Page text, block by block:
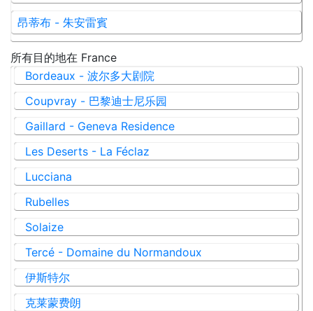
昂蒂布 - 朱安雷賓
所有目的地在 France
Bordeaux - 波尔多大剧院
Coupvray - 巴黎迪士尼乐园
Gaillard - Geneva Residence
Les Deserts - La Féclaz
Lucciana
Rubelles
Solaize
Tercé - Domaine du Normandoux
伊斯特尔
克莱蒙费朗